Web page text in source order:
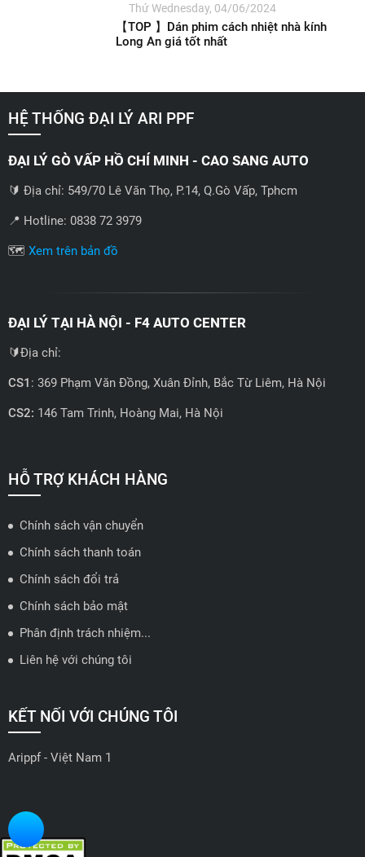
Thứ Wednesday, 04/06/2024
【TOP 】Dán phim cách nhiệt nhà kính
Long An giá tốt nhất
HỆ THỐNG ĐẠI LÝ ARI PPF
ĐẠI LÝ GÒ VẤP HỒ CHÍ MINH - CAO SANG AUTO
🔰 Địa chỉ: 549/70 Lê Văn Thọ, P.14, Q.Gò Vấp, Tphcm
📍 Hotline: 0838 72 3979
🗺️ Xem trên bản đồ
ĐẠI LÝ TẠI HÀ NỘI - F4 AUTO CENTER
🔰Địa chỉ:
CS1 : 369 Phạm Văn Đồng, Xuân Đỉnh, Bắc Từ Liêm, Hà Nội
CS2: 146 Tam Trinh, Hoàng Mai, Hà Nội
🗺️Xem trên bản đồ
ĐẠI LÝ QUẬN 2 HCM - HẢI TRIỀU AUTO
🔰 Địa chỉ: 78-80 Vũ Tông Phan, P.An Phú, TP Thủ Đức, TP HCM
📍 Hotline: 0938584113
🗺️Xem trên bản đồ
ĐẠI LÝ THỦ ĐỨC - TB AUTO
🔰 Địa chỉ: 482 Đ. Lê Văn Việt, Tăng Nhơn Phú A, Thủ Đức,
Thành phố Hồ Chí Minh
🗺️Xem trên bản đồ
HỖ TRỢ KHÁCH HÀNG
Chính sách vận chuyển
Chính sách thanh toán
Chính sách đổi trả
Chính sách bảo mật
Phân định trách nhiệm...
Liên hệ với chúng tôi
KẾT NỐI VỚI CHÚNG TÔI
Arippf - Việt Nam 1